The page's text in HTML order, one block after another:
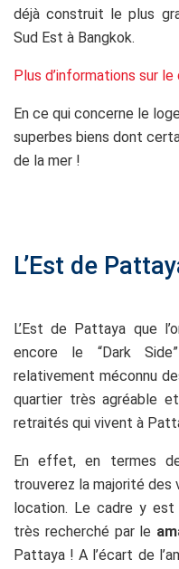
déjà construit le plus
Sud Est à Bangkok.
Plus d’informations sur
En ce qui concerne le
superbes biens dont
de la mer !
L’Est de
L’Est de Pattaya que
encore le “Dark
relativement méconnu
quartier très agréable
retraités qui vivent à
En effet, en termes
trouverez la majorité des
location. Le cadre y
très recherché par le
Pattaya ! A l’écart de